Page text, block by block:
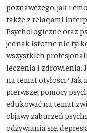
poznawczego, jak i
także z relacjami
Psychologiczne oraz
jednak istotne nie
wszystkich
leczenia i zdrowienia.
na temat otyłości?
pierwszej pomocy
edukować na temat
objawy zaburzeń
odżywiania się,